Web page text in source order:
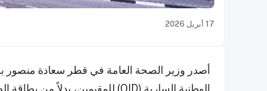
17 أبريل 2026
أصدر وزير الصحة العامة في قطر سعادة منصور